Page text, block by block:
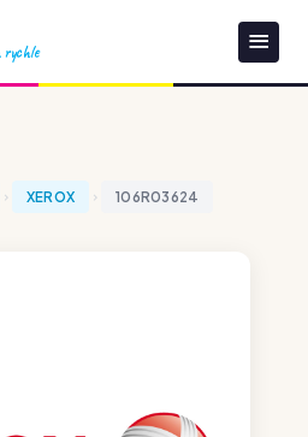
rychle
XEROX 106R03624